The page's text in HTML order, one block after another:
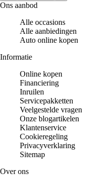
Ons aanbod
Alle occasions
Alle aanbiedingen
Auto online kopen
Informatie
Online kopen
Financiering
Inruilen
Servicepakketten
Veelgestelde vragen
Onze blogartikelen
Klantenservice
Cookieregeling
Privacyverklaring
Sitemap
Over ons